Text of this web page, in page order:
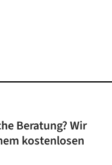
Beratung? Wir
kostenlosen